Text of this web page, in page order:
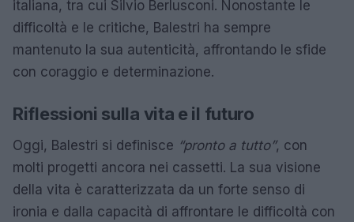
italiana, tra cui Silvio Berlusconi. Nonostante le
difficoltà e le critiche, Balestri ha sempre
mantenuto la sua autenticità, affrontando le sfide
con coraggio e determinazione.
Riflessioni sulla vita e il futuro
Oggi, Balestri si definisce “pronto a tutto”, con
molti progetti ancora nei cassetti. La sua visione
della vita è caratterizzata da un forte senso di
ironia e dalla capacità di affrontare le difficoltà con